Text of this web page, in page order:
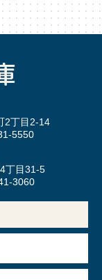
2丁目2-14
5550
丁目31-5
3060